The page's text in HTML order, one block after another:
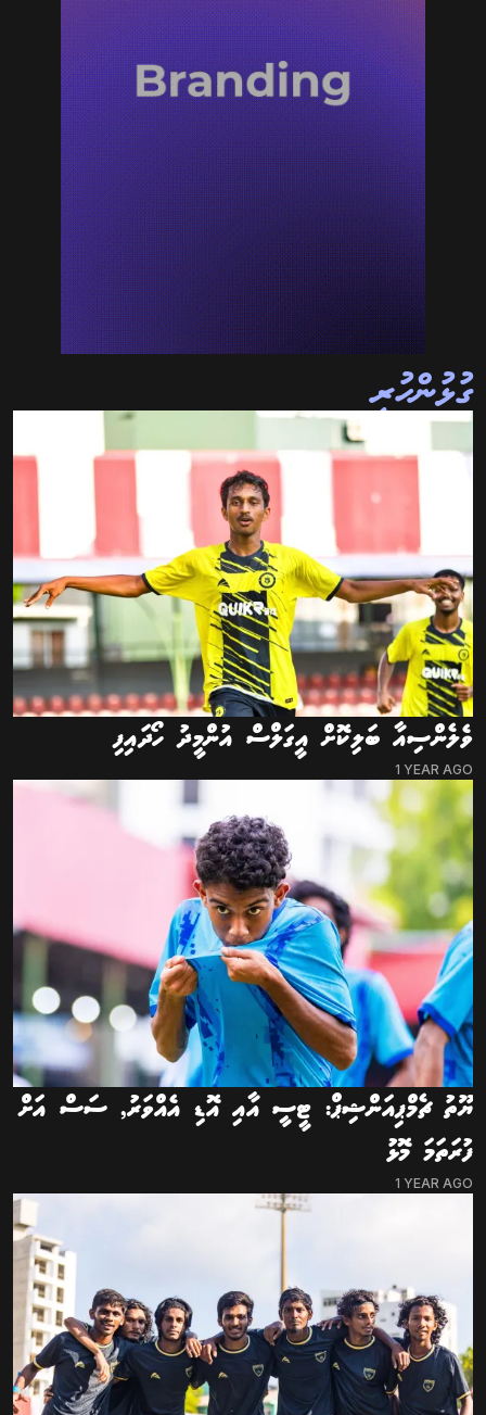
ގުޅުންހުރި
ވެލެންސިއާ ބަލިކޮށް އީގަލްސް އުންމީދު ހޯދައިފި
1 YEAR AGO
ޔޫތު ޗެމްޕިއަންޝިޕް: ޓީސީ އާއި އޮޑި އެއްވަރު, ސަސް އަށް
ފުރަތަމަ މޮޅު
1 YEAR AGO